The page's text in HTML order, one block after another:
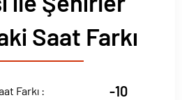
Saat Farkı
Farkı : -10